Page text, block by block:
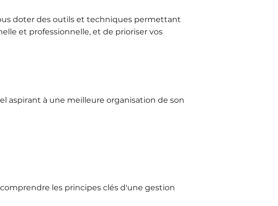
doter des outils et techniques permettant
et professionnelle, et de prioriser vos
aspirant à une meilleure organisation de son
les principes clés d'une gestion